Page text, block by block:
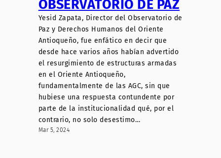
OBSERVATORIO DE PAZ
Yesid Zapata, Director del Observatorio de
Paz y Derechos Humanos del Oriente
Antioqueño, fue enfático en decir que
desde hace varios años habían advertido
el resurgimiento de estructuras armadas
en el Oriente Antioqueño,
fundamentalmente de las AGC, sin que
hubiese una respuesta contundente por
parte de la institucionalidad qué, por el
contrario, no solo desestimo…
Mar 5, 2024